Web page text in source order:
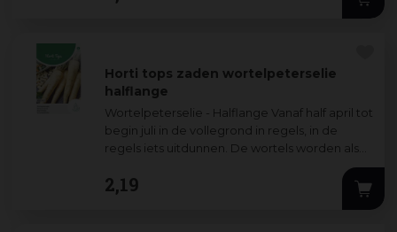
Horti tops zaden wortelpeterselie
halflange
Wortelpeterselie - Halflange Vanaf half april tot
begin juli in de vollegrond in regels, in de
regels iets uitdunnen. De wortels worden als
2,19